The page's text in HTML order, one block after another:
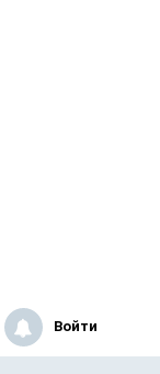
Войти